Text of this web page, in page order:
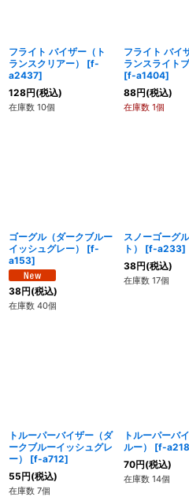
フライト バイザー（ト
ランスクリアー）
[f-
a2437]
128円(税込)
在庫数 10個
フライト バイ
ランスライトブ
[f-a1404]
88円(税込)
在庫数 1個
ゴーグル（ダークブルー
イッシュグレー）
[f-
a153]
38円(税込)
在庫数 40個
スノーゴーグ
ト）
[f-a233]
38円(税込)
在庫数 17個
トルーパーバイザー（ダ
ークブルーイッシュグレ
ー）
[f-a712]
55円(税込)
在庫数 7個
トルーパーバ
ルー）
[f-
70円(税込)
在庫数 14個